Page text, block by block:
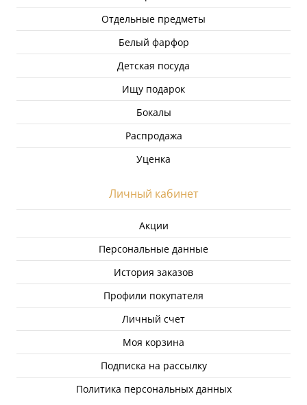
Отдельные предметы
Белый фарфор
Детская посуда
Ищу подарок
Бокалы
Распродажа
Уценка
Личный кабинет
Акции
Персональные данные
История заказов
Профили покупателя
Личный счет
Моя корзина
Подписка на рассылку
Политика персональных данных